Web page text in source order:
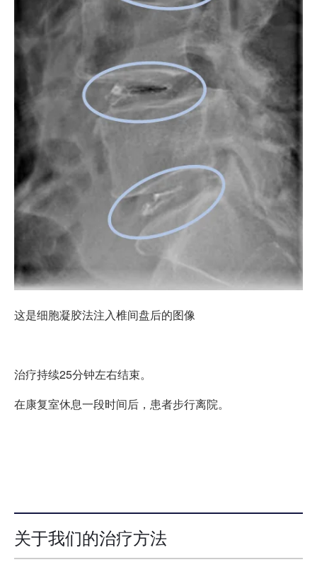
这是细胞凝胶法注入椎间盘后的图像
治疗持续25分钟左右结束。
在康复室休息一段时间后，患者步行离院。
关于我们的治疗方法